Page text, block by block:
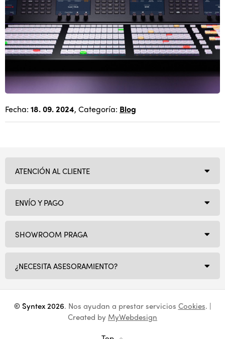
Fecha: 18. 09. 2024, Categoría: Blog
SHOWROOM PRAGA
¿NECESITA ASESORAMIENTO?
ATENCIÓN AL CLIENTE
ENVÍO Y PAGO
© Syntex 2026. Nos ayudan a prestar servicios Cookies. |
Created by MyWebdesign